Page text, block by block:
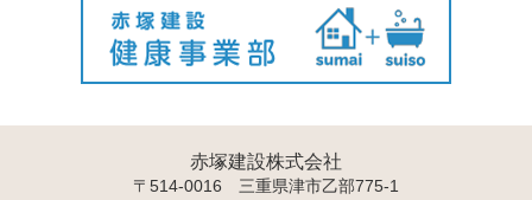
赤塚建設株式会社
〒514-0016 三重県津市乙部775-1